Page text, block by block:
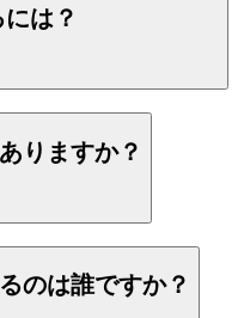
は？
りますか？
のは誰ですか？